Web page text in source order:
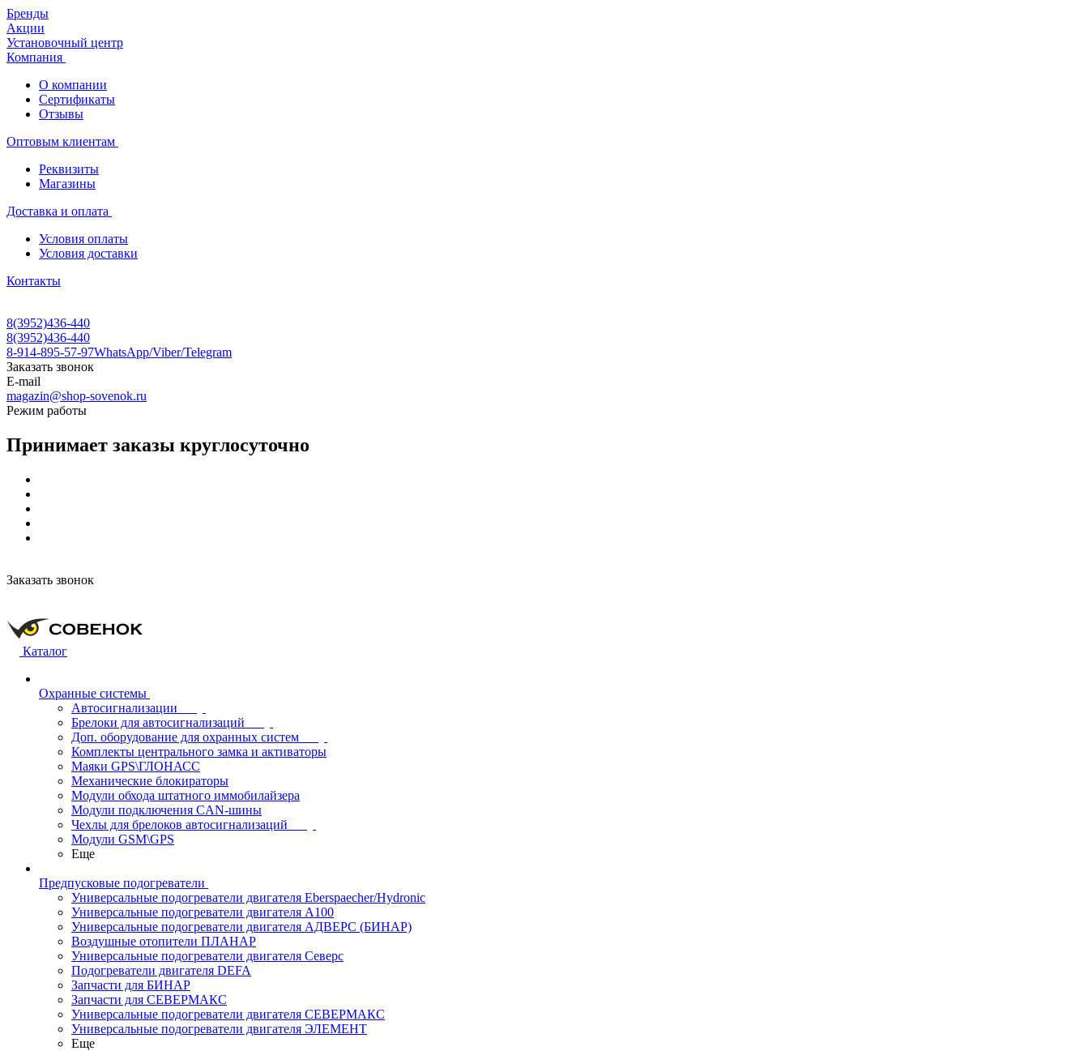
Бренды
Акции
Установочный центр
Компания
О компании
Сертификаты
Отзывы
Оптовым клиентам
Реквизиты
Магазины
Доставка и оплата
Условия оплаты
Условия доставки
Контакты
8(3952)436-440
8(3952)436-440
8-914-895-57-97WhatsApp/Viber/Telegram
Заказать звонок
E-mail
magazin@shop-sovenok.ru
Режим работы
Принимает заказы круглосуточно
Заказать звонок
Каталог
Охранные системы
Автосигнализации
Брелоки для автосигнализаций
Доп. оборудование для охранных систем
Комплекты центрального замка и активаторы
Маяки GPS\ГЛОНАСС
Механические блокираторы
Модули обхода штатного иммобилайзера
Модули подключения CAN-шины
Чехлы для брелоков автосигнализаций
Модули GSM\GPS
Еще
Предпусковые подогреватели
Универсальные подогреватели двигателя Eberspaecher/Hydronic
Универсальные подогреватели двигателя A100
Универсальные подогреватели двигателя АДВЕРС (БИНАР)
Воздушные отопители ПЛАНАР
Универсальные подогреватели двигателя Северс
Подогреватели двигателя DEFA
Запчасти для БИНАР
Запчасти для СЕВЕРМАКС
Универсальные подогреватели двигателя СЕВЕРМАКС
Универсальные подогреватели двигателя ЭЛЕМЕНТ
Еще